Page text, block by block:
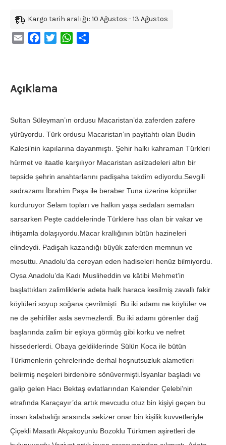
Kargo tarih aralığı: 10 Ağustos - 13 Ağustos
Email FacebookTwitterWhatsApp
Açıklama
Sultan Süleyman’ın ordusu Macaristan’da zaferden zafere
yürüyordu. Türk ordusu Macaristan’ın payitahtı olan Budin
Kalesi’nin kapılarına dayanmıştı. Şehir halkı kahraman Türkleri
hürmet ve itaatle karşılıyor Macaristan asilzadeleri altın bir
tepside şehrin anahtarlarını padişaha takdim ediyordu.Sevgili
sadrazamı İbrahim Paşa ile beraber Tuna üzerine köprüler
kurduruyor Selam topları ve halkın yaşa sedaları semaları
sarsarken Peşte caddelerinde Türklere has olan bir vakar ve
ihtişamla dolaşıyordu.Macar krallığının bütün hazineleri
elindeydi. Padişah kazandığı büyük zaferden memnun ve
mesuttu. Anadolu’da cereyan eden hadiseleri henüz bilmiyordu.
Oysa Anadolu’da Kadı Musliheddin ve kâtibi Mehmet’in
başlattıkları zalimliklerle adeta halk haraca kesilmiş zavallı fakir
köylüleri soyup soğana çevrilmişti. Bu iki adamı ne köylüler ve
ne de şehirliler asla sevmezlerdi. Bu iki adamı görenler dağ
başlarında zalim bir eşkıya görmüş gibi korku ve nefret
hissederlerdi. Obaya geldiklerinde Sülün Koca ile bütün
Türkmenlerin çehrelerinde derhal hoşnutsuzluk alametleri
belirmiş neşeleri birdenbire sönüvermişti.İsyanlar başladı ve
galip gelen Hacı Bektaş evlatlarından Kalender Çelebi’nin
etrafında Karaçayır’da artık mevcudu otuz bin kişiyi geçen bu
insan kalabalığı arasında sekizer onar bin kişilik kuvvetleriyle
Çiçekli Masatlı Akçakoyunlu Bozoklu Türkmen aşiretleri de